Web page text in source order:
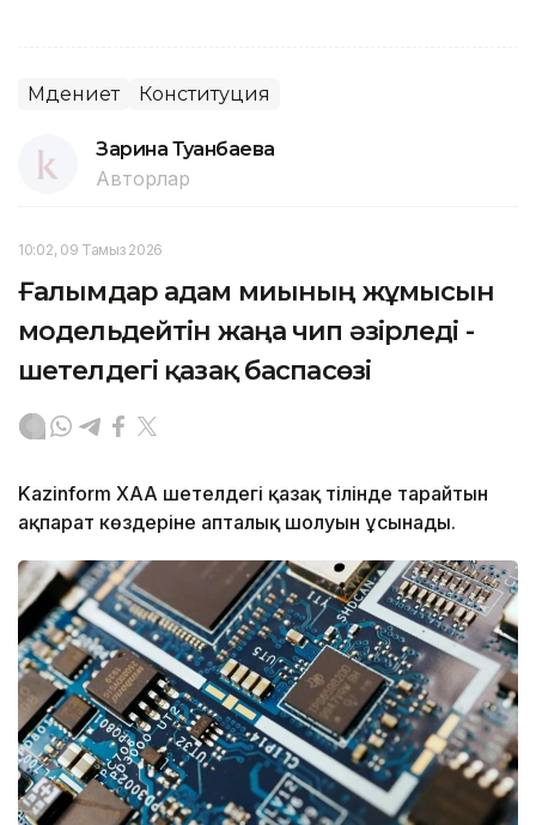
Мәдениет Конституция
Зарина Туғанбаева
Авторлар
10:02, 09 Тамыз 2026
Ғалымдар адам миының жұмысын
модельдейтін жаңа чип әзірледі -
шетелдегі қазақ баспасөзі
Kazinform ХАА шетелдегі қазақ тілінде тарайтын
ақпарат көздеріне апталық шолуын ұсынады.